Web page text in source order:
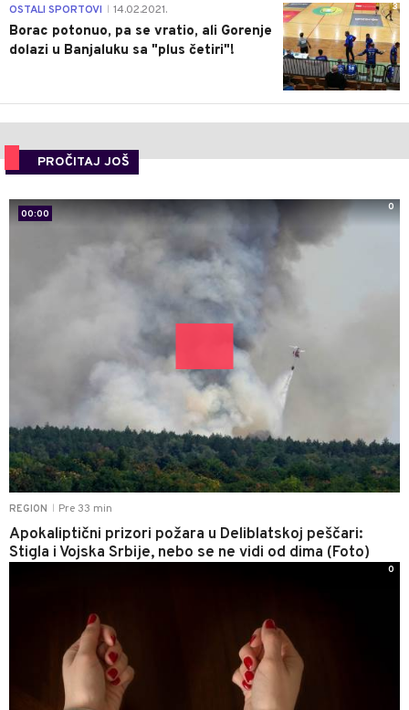
3
OSTALI SPORTOVI 14.02.2021.
Borac potonuo, pa se vratio, ali Gorenje
dolazi u Banjaluku sa "plus četiri"!
PROČITAJ JOŠ
REGION Pre 33 min
Apokaliptični prizori požara u Deliblatskoj peščari:
Stigla i Vojska Srbije, nebo se ne vidi od dima (Foto)
00:00
0
0